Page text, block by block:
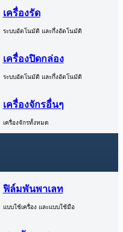
เครื่องรัด
ระบบอัตโนมัติ และกึ่งอัตโนมัติ
เครื่องปิดกล่อง
ระบบอัตโนมัติ และกึ่งอัตโนมัติ
เครื่องจักรอื่นๆ
เครื่องจักรทั้งหมด
ฟิล์มพันพาเลท
แบบใช้เครื่อง และแบบใช้มือ